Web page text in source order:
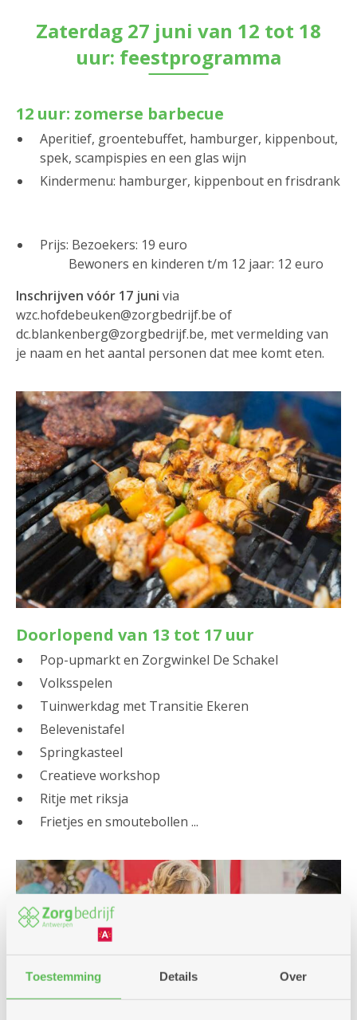
Toestemming Details Over
Zaterdag 27 juni van 12 tot 18
uur: feestprogramma
12 uur: zomerse barbecue
Aperitief, groentebuffet, hamburger, kippenbout,
spek, scampispies en een glas wijn
Kindermenu: hamburger, kippenbout en frisdrank
Prijs: Bezoekers: 19 euro
Bewoners en kinderen t/m 12 jaar: 12 euro
Inschrijven vóór 17 juni via
wzc.hofdebeuken@zorgbedrijf.be of
dc.blankenberg@zorgbedrijf.be, met vermelding van
je naam en het aantal personen dat mee komt eten.
Doorlopend van 13 tot 17 uur
Pop-upmarkt en Zorgwinkel De Schakel
Volksspelen
Tuinwerkdag met Transitie Ekeren
Belevenistafel
Springkasteel
Creatieve workshop
Ritje met riksja
Frietjes en smoutebollen ...